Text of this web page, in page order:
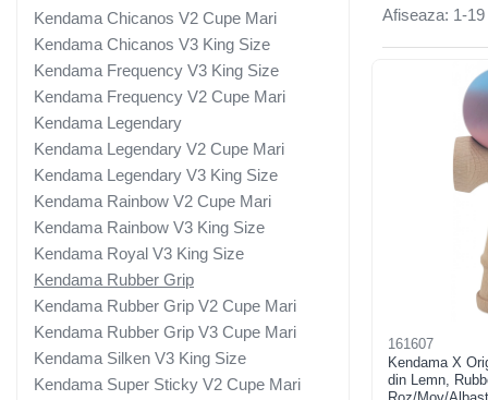
Articole pentru Bucatarie
Accesorii Bucătărie
Dozatoare Condimente
Forme cuburi de gheata
Genti Termoizolante Mancare
Organizatoare si Depozitare
Bucatarie
Organizatoare si Depozitare
Bucatarie
Pahare, Sticle si Cani
Ustensile pentru Bucătărie
Ustensile pentru Bucătărie
Veselă pentru Masă
Articole pentru Casa si Curatenie
Kendama Chicanos V2 Cupe Mari
Kendama Chicanos V3 King Size
Kendama Frequency V3 King Size
Kendama Frequency V2 Cupe Mari
Kendama Legendary
Kendama Legendary V2 Cupe Mari
Kendama Legendary V3 King Size
Kendama Rainbow V2 Cupe Mari
Kendama Rainbow V3 King Size
Kendama Royal V3 King Size
Kendama Rubber Grip
Kendama Rubber Grip V2 Cupe Mari
Kendama Rubber Grip V3 Cupe Mari
Kendama Silken V3 King Size
Kendama Super Sticky V2 Cupe Mari
Afiseaza: 1-19
161607
Kendama X
din Lemn,